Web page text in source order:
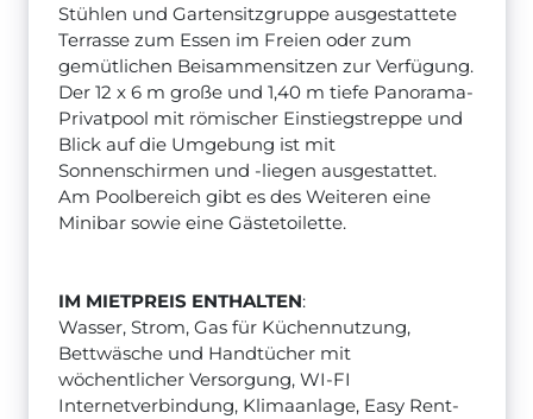
Stühlen und Gartensitzgruppe ausgestattete
Terrasse zum Essen im Freien oder zum
gemütlichen Beisammensitzen zur Verfügung.
Der 12 x 6 m große und 1,40 m tiefe Panorama-
Privatpool mit römischer Einstiegstreppe und
Blick auf die Umgebung ist mit
Sonnenschirmen und -liegen ausgestattet.
Am Poolbereich gibt es des Weiteren eine
Minibar sowie eine Gästetoilette.
IM MIETPREIS ENTHALTEN:
Wasser, Strom, Gas für Küchennutzung,
Bettwäsche und Handtücher mit
wöchentlicher Versorgung, WI-FI
Internetverbindung, Klimaanlage, Easy Rent-